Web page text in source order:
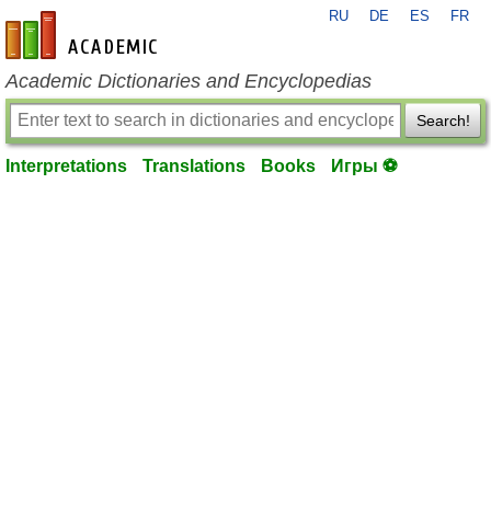
en-academic.com
RU DE ES FR
Academic Dictionaries and Encyclopedias
Search!
Interpretations Translations Books Игры ⚽